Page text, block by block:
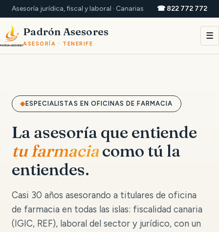
Asesoría jurídica, fiscal y laboral · Canarias ☎ 822 772 772
Padrón Asesores
ASESORÍA · TENERIFE
☰
ESPECIALISTAS EN OFICINAS DE FARMACIA
La asesoría que entiende
tu farmaciacomo tú la
entiendes.
Casi 30 años asesorando a titulares de oficina
de farmacia en todas las islas: fiscalidad canaria
(IGIC, REF), laboral del sector y jurídico, con un